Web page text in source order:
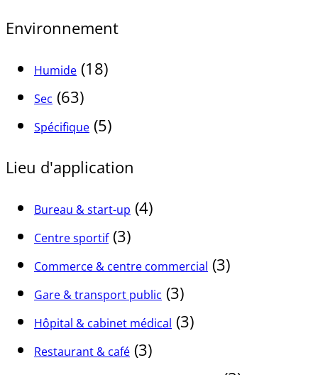
Environnement
Humide (18)
Sec (63)
Spécifique (5)
Lieu d'application
Bureau & start-up (4)
Centre sportif (3)
Commerce & centre commercial (3)
Gare & transport public (3)
Hôpital & cabinet médical (3)
Restaurant & café (3)